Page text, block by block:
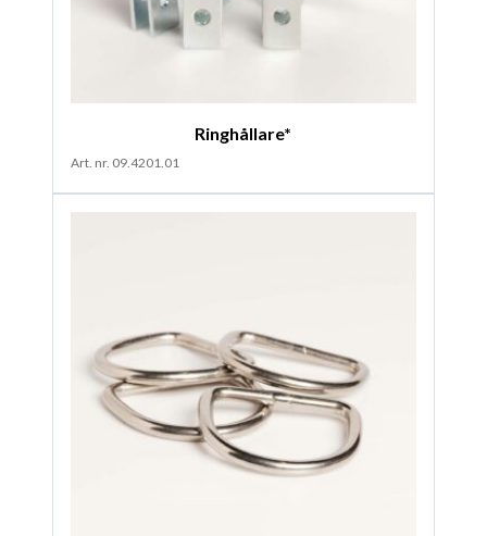
Ringhållare*
Art. nr. 09.4201.01